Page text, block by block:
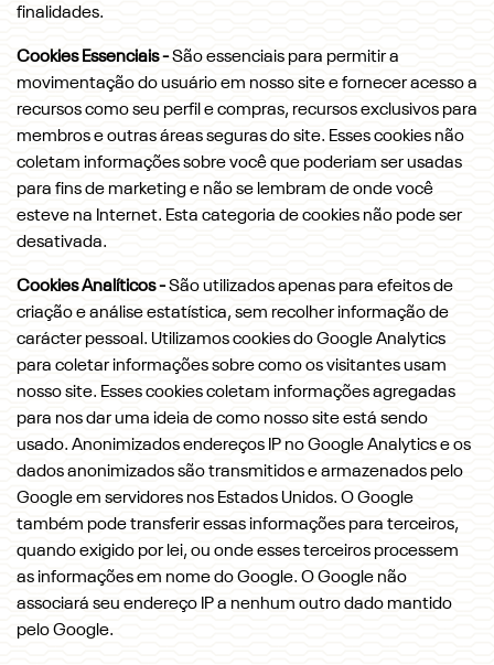
finalidades.
Cookies Essenciais -São essenciais para permitir a
movimentação do usuário em nosso site e fornecer acesso a
recursos como seu perfil e compras, recursos exclusivos para
membros e outras áreas seguras do site. Esses cookies não
coletam informações sobre você que poderiam ser usadas
para fins de marketing e não se lembram de onde você
esteve na Internet. Esta categoria de cookies não pode ser
desativada.
Cookies Analíticos -São utilizados apenas para efeitos de
criação e análise estatística, sem recolher informação de
carácter pessoal. Utilizamos cookies do Google Analytics
para coletar informações sobre como os visitantes usam
nosso site. Esses cookies coletam informações agregadas
para nos dar uma ideia de como nosso site está sendo
usado. Anonimizados endereços IP no Google Analytics e os
dados anonimizados são transmitidos e armazenados pelo
Google em servidores nos Estados Unidos. O Google
também pode transferir essas informações para terceiros,
quando exigido por lei, ou onde esses terceiros processem
as informações em nome do Google. O Google não
associará seu endereço IP a nenhum outro dado mantido
pelo Google.